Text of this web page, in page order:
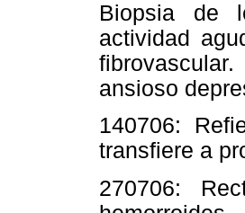
Biopsia de
actividad
ansioso
14­07­06:
transfiere a
27­07­06: